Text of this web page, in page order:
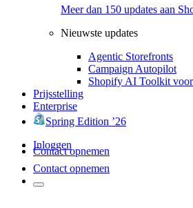
Meer dan 150 updates aan
Nieuwste updates
Agentic Storefronts
Campaign Autopilot
Shopify AI Toolkit
Prijsstelling
Enterprise
Spring Edition ’26
Inloggen
Contact opnemen
Contact opnemen